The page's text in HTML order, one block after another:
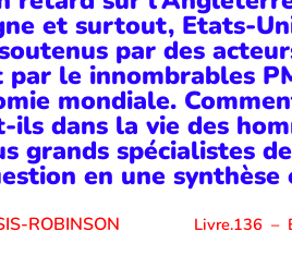
et surtout, Etats-
par des
le innombrables
mondiale.
dans la vie des
grands spécialistes
en une
ROBINSON Livre.136 –